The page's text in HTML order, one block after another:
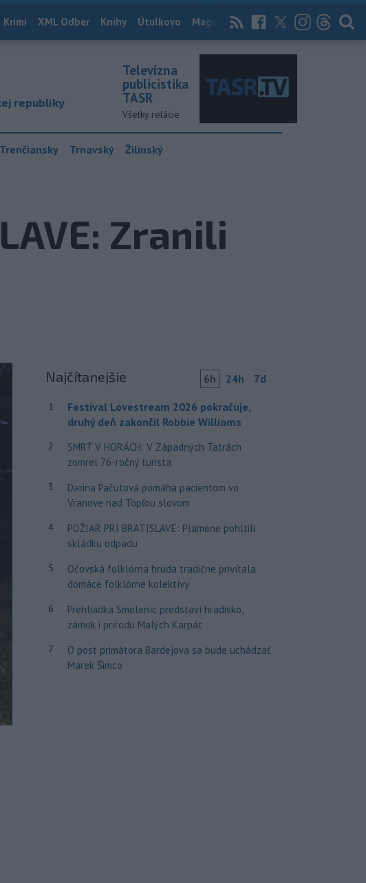
Krimi XML Odber Knihy Útulkovo Magazín News Now Archív
republiky
Televízna
publicistika
TASR
Všetky relácie
Trenčiansky Trnavský Žilinský
Zranili
Najčítanejšie 6h 24h 7d
1
Festival Lovestream 2026 pokračuje,
druhý deň zakončil Robbie Williams
2
SMRŤ V HORÁCH: V Západných Tatrách
zomrel 76-ročný turista
3
Darina Pačutová pomáha pacientom vo
Vranove nad Topľou slovom
4
POŽIAR PRI BRATISLAVE: Plamene pohltili
skládku odpadu
5
Očovská folklórna hruda tradične privítala
domáce folklórne kolektívy
6
Prehliadka Smoleníc predstaví hradisko,
zámok i prírodu Malých Karpát
7
O post primátora Bardejova sa bude uchádzať
Marek Šimco